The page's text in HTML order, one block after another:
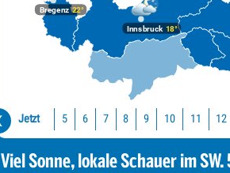
Bregenz22°
Innsbruck18°
Jetzt 5 6 7 8 9 10 11 12
Viel Sonne, lokale Schauer im